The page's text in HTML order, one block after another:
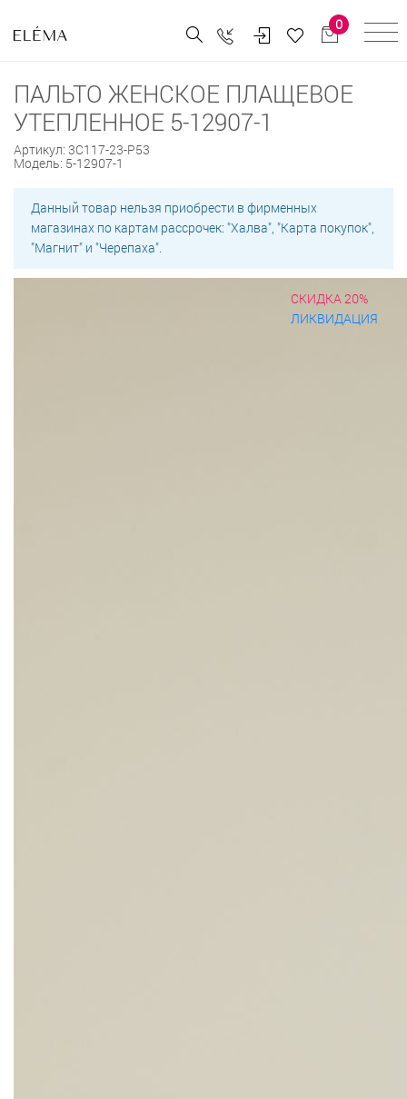
0
ПАЛЬТО ЖЕНСКОЕ ПЛАЩЕВОЕ
УТЕПЛЕННОЕ 5-12907-1
Артикул: 3С117-23-Р53
Модель: 5-12907-1
Данный товар нельзя приобрести в фирменных
магазинах по картам рассрочек: "Халва", "Карта покупок",
"Магнит" и "Черепаха".
СКИДКА 20%
ЛИКВИДАЦИЯ